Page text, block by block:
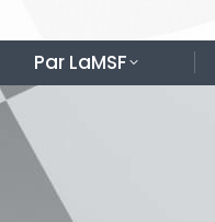
Par LaMSF